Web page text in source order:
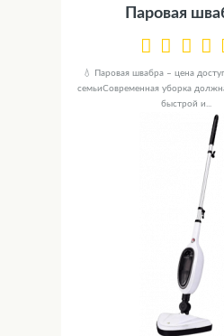
Паровая
💧 Паровая швабра – цена
семьиСовременная уборка
быстрой и...